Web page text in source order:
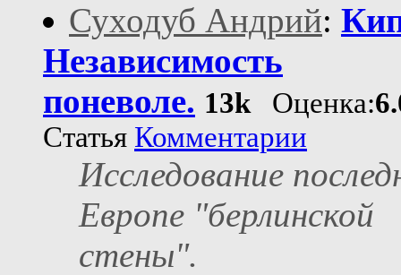
Суходуб Андрий:
Независимость
поневоле. 13kОценка:
Статья Комментарии
Исследование
Европе "берлинской
стены".